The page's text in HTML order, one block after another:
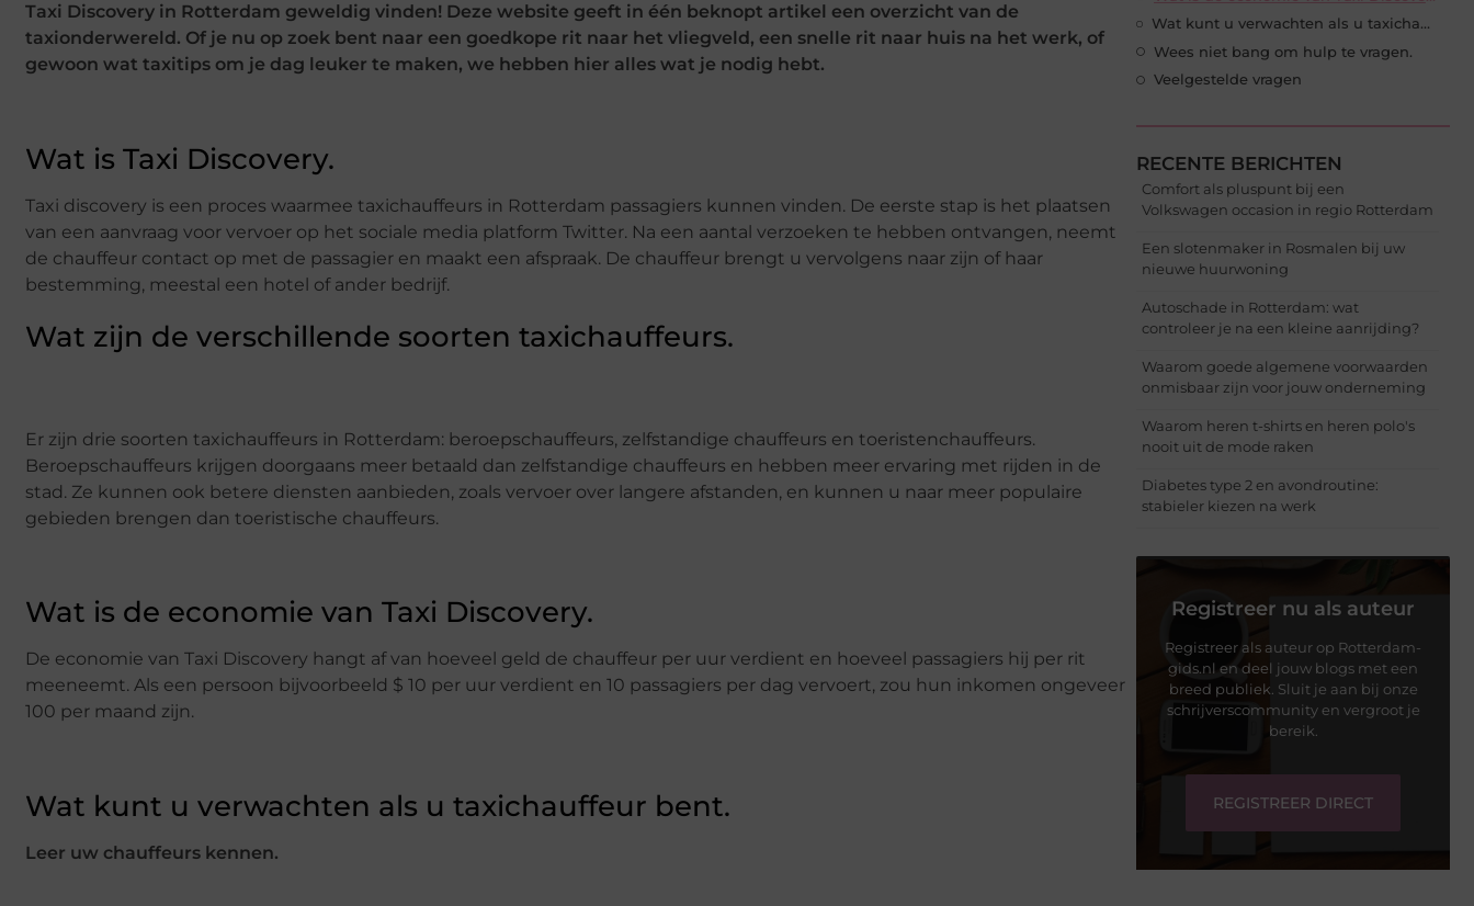
Taxi Discovery in Rotterdam geweldig vinden! Deze website geeft in één beknopt artikel een overzicht van de
taxionderwereld. Of je nu op zoek bent naar een goedkope rit naar het vliegveld, een snelle rit naar huis na het werk, of
gewoon wat taxitips om je dag leuker te maken, we hebben hier alles wat je nodig hebt.
Wat is Taxi Discovery.
Taxi discovery is een proces waarmee taxichauffeurs in Rotterdam passagiers kunnen vinden. De eerste stap is het plaatsen
van een aanvraag voor vervoer op het sociale media platform Twitter. Na een aantal verzoeken te hebben ontvangen, neemt
de chauffeur contact op met de passagier en maakt een afspraak. De chauffeur brengt u vervolgens naar zijn of haar
bestemming, meestal een hotel of ander bedrijf.
Wat zijn de verschillende soorten taxichauffeurs.
Er zijn drie soorten taxichauffeurs in Rotterdam: beroepschauffeurs, zelfstandige chauffeurs en toeristenchauffeurs.
Beroepschauffeurs krijgen doorgaans meer betaald dan zelfstandige chauffeurs en hebben meer ervaring met rijden in de
stad. Ze kunnen ook betere diensten aanbieden, zoals vervoer over langere afstanden, en kunnen u naar meer populaire
gebieden brengen dan toeristische chauffeurs.
Wat is de economie van Taxi Discovery.
De economie van Taxi Discovery hangt af van hoeveel geld de chauffeur per uur verdient en hoeveel passagiers hij per rit
meeneemt. Als een persoon bijvoorbeeld $ 10 per uur verdient en 10 passagiers per dag vervoert, zou hun inkomen ongeveer
100 per maand zijn.
Wat kunt u verwachten als u taxichauffeur bent.
Leer uw chauffeurs kennen.
Wat kunt u verwachten als u taxichauffeur bent.
Wees niet bang om hulp te vragen.
Veelgestelde vragen
RECENTE BERICHTEN
Comfort als pluspunt bij een
Volkswagen occasion in regio Rotterdam
Een slotenmaker in Rosmalen bij uw
nieuwe huurwoning
Autoschade in Rotterdam: wat
controleer je na een kleine aanrijding?
Waarom goede algemene voorwaarden
onmisbaar zijn voor jouw onderneming
Waarom heren t-shirts en heren polo's
nooit uit de mode raken
Diabetes type 2 en avondroutine:
stabieler kiezen na werk
Registreer nu als auteur
Registreer als auteur op Rotterdam-
gids.nl en deel jouw blogs met een
breed publiek. Sluit je aan bij onze
schrijverscommunity en vergroot je
bereik.
REGISTREER DIRECT